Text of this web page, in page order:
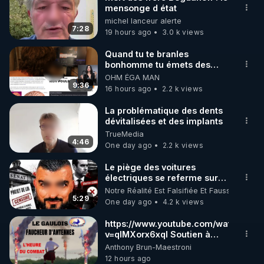
🌱 INSTAGRAM
https://www.instagram.com/rdlr_thierrycasasnovas/
http://rgnr.li/instagram
🌱 LA NEWSLETTER
Pour ne pas rater l’actualité RGNR (stages,
http://rgnr.li/news
🌱 VIDÉOS NON CENSURÉES SUR ODYSEE
Toutes les vidéos Youtube sont aussi sur la
http://rgnr.li/odysee
🌱 LES STAGES EN PRÉSENTIEL
http://rgnr.li/stages
7:28
mensonge d état
michel lanceur alerte
19 hours ago
3.0 k views
9:36
Quand tu te branles
bonhomme tu émets des
ondes ils ont juste omis de
t'expliquer
OHM ÉGA MAN
16 hours ago
2.2 k views
4:46
La problématique des dents
dévitalisées et des implants
TrueMedia
One day ago
2.2 k views
5:29
Le piège des voitures
électriques se referme sur
les usagers !
Notre Réalité Est Falsifiée Et Fausse
One day ago
4.2 k views
https://www.youtube.com/watch?
v=qlMXorx6xqI Soutien à
tous les gardiens du Vivant
Anthony Brun-Maestroni
12 hours ago